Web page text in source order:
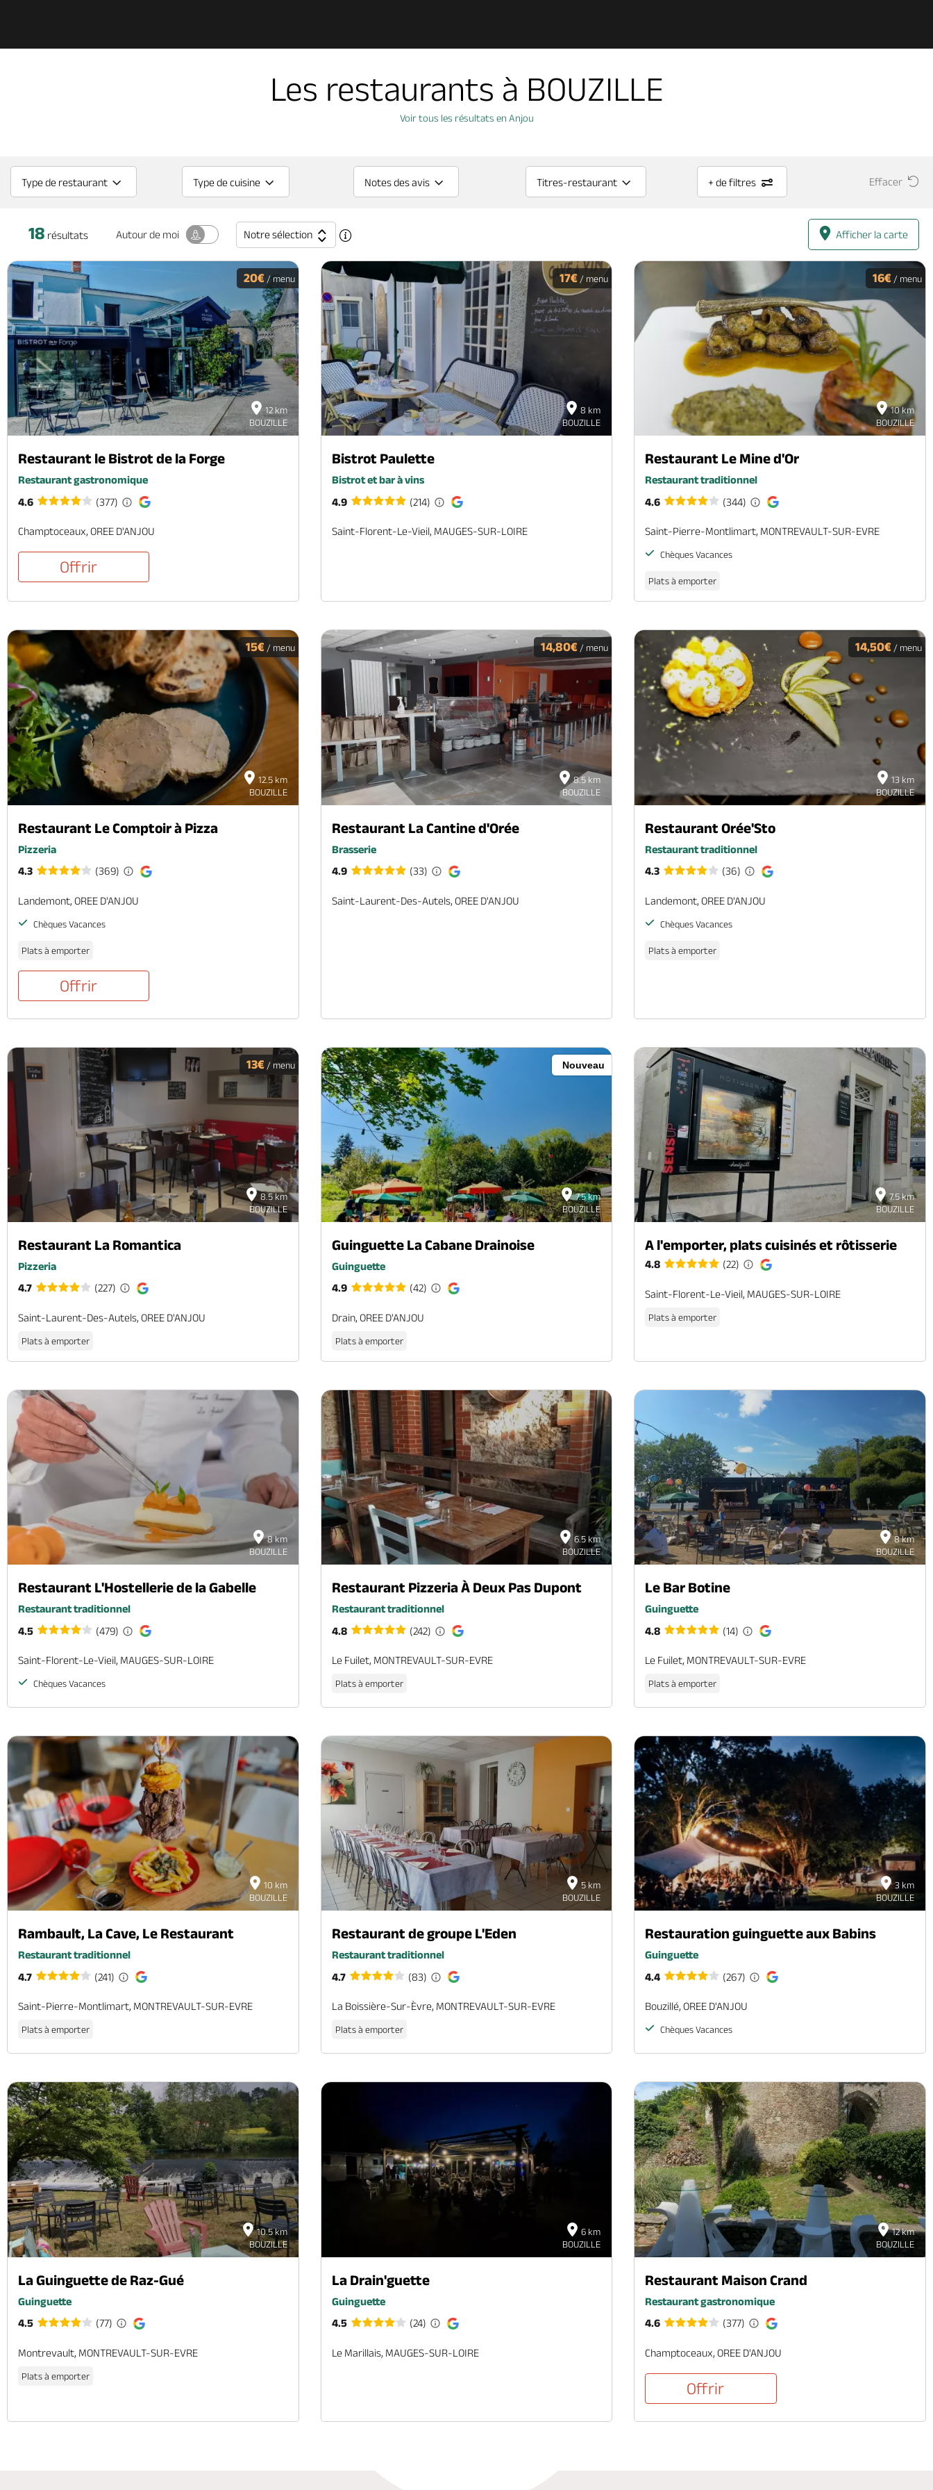
Les restaurants à BOUZILLE
Voir tous les résultats en Anjou
Type de restaurant Type de cuisine Notes des avis Titres-restaurant + de filtres Effacer
18 résultats Autourde moi Notre sélection Afficher la carte
12 km
BOUZILLE
20€/ menu
Restaurant le Bistrot de la Forge
Restaurant gastronomique
4.6
(377)
Champtoceaux, OREE D'ANJOU
Offrir
8 km
BOUZILLE
17€ / menu
Bistrot Paulette
Bistrot et bar à vins
4.9
(214)
Saint-Florent-Le-Vieil, MAUGES-SUR-LOIRE
10 km
BOUZILLE
16€/ menu
Restaurant Le Mine d'Or
Restaurant traditionnel
4.6
(344)
Saint-Pierre-Montlimart, MONTREVAULT-SUR-EVRE
Chèques Vacances
Plats à emporter
12.5 km
BOUZILLE
15€/ menu
Restaurant Le Comptoir à Pizza
Pizzeria
4.3
(369)
Landemont, OREE D'ANJOU
Chèques Vacances
Plats à emporter
Offrir
8.5 km
BOUZILLE
14,80€ / menu
Restaurant La Cantine d'Orée
Brasserie
4.9
(33)
Saint-Laurent-Des-Autels, OREE D'ANJOU
13 km
BOUZILLE
14,50€/ menu
Restaurant Orée'Sto
Restaurant traditionnel
4.3
(36)
Landemont, OREE D'ANJOU
Chèques Vacances
Plats à emporter
8.5 km
BOUZILLE
13€/ menu
Restaurant La Romantica
Pizzeria
4.7
(227)
Saint-Laurent-Des-Autels, OREE D'ANJOU
Plats à emporter
7.5 km
BOUZILLE
Nouveau
Guinguette La Cabane Drainoise
Guinguette
4.9
(42)
Drain, OREE D'ANJOU
Plats à emporter
7.5 km
BOUZILLE
A l'emporter, plats cuisinés et rôtisserie
4.8 (22)
Saint-Florent-Le-Vieil, MAUGES-SUR-LOIRE
Plats à emporter
8 km
BOUZILLE
Restaurant L'Hostellerie de la Gabelle
Restaurant traditionnel
4.5
(479)
Saint-Florent-Le-Vieil, MAUGES-SUR-LOIRE
Chèques Vacances
6.5 km
BOUZILLE
Restaurant Pizzeria À Deux Pas Dupont
Restaurant traditionnel
4.8
(242)
Le Fuilet, MONTREVAULT-SUR-EVRE
Plats à emporter
8 km
BOUZILLE
Le Bar Botine
Guinguette
4.8
(14)
Le Fuilet, MONTREVAULT-SUR-EVRE
Plats à emporter
10 km
BOUZILLE
Rambault, La Cave, Le Restaurant
Restaurant traditionnel
4.7
(241)
Saint-Pierre-Montlimart, MONTREVAULT-SUR-EVRE
Plats à emporter
5 km
BOUZILLE
Restaurant de groupe L'Eden
Restaurant traditionnel
4.7
(83)
La Boissière-Sur-Èvre, MONTREVAULT-SUR-EVRE
Plats à emporter
3 km
BOUZILLE
Restauration guinguette aux Babins
Guinguette
4.4
(267)
Bouzillé, OREE D'ANJOU
Chèques Vacances
10.5 km
BOUZILLE
La Guinguette de Raz-Gué
Guinguette
4.5
(77)
Montrevault, MONTREVAULT-SUR-EVRE
Plats à emporter
6 km
BOUZILLE
La Drain'guette
Guinguette
4.5
(24)
Le Marillais, MAUGES-SUR-LOIRE
12 km
BOUZILLE
Restaurant Maison Crand
Restaurant gastronomique
4.6
(377)
Champtoceaux, OREE D'ANJOU
Offrir